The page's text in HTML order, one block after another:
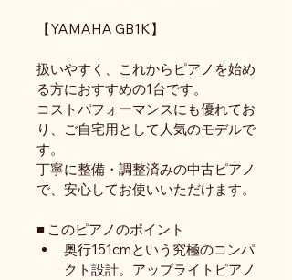
【YAMAHA GB1K】
扱いやすく、これからピアノを始め
る方におすすめの1台です。
コストパフォーマンスにも優れてお
り、ご自宅用として人気のモデルで
す。
丁寧に整備・調整済みの中古ピアノ
で、安心してお使いいただけます。
■ このピアノのポイント
奥行151cmという究極のコンパ
クト設計。アップライトピアノ